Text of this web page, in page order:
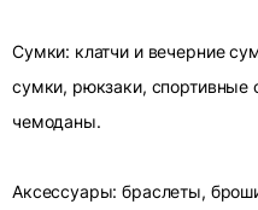
Сумки: клатчи и вечерние
сумки, рюкзаки, спортивные
чемоданы.
Аксессуары: браслеты,